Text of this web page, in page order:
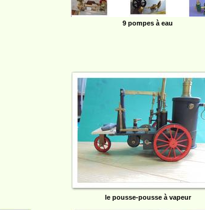
9 pompes à eau
le pousse-pousse à vapeur